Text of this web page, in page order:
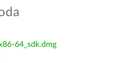
64_sdk.dmg